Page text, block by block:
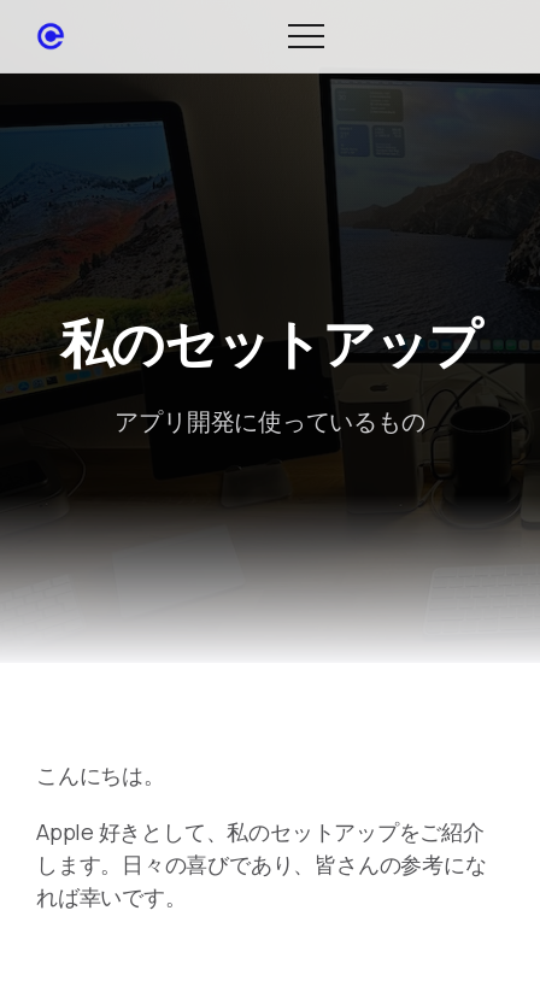
私のセットアップ
アプリ開発に使っているもの
こんにちは。
Apple 好きとして、私のセットアップをご紹介
します。日々の喜びであり、皆さんの参考にな
れば幸いです。